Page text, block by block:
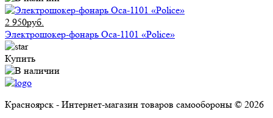
2 950руб.
Электрошокер-фонарь Оса-1101 «Police»
Купить
Красноярск - Интернет-магазин товаров самообороны © 2026